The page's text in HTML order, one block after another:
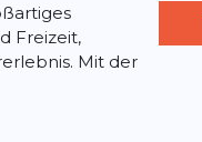
Freizeit,
Mit der